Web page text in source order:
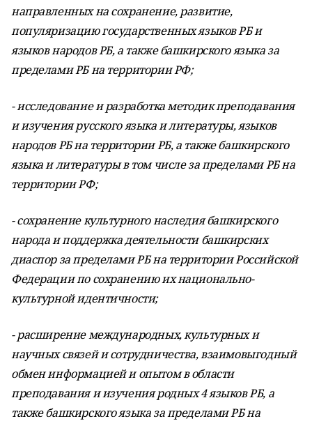
направленных на сохранение, развитие,
популяризацию государственных языков РБ и
языков народов РБ, а также башкирского языка за
пределами РБ на территории РФ;
- исследование и разработка методик преподавания
и изучения русского языка и литературы, языков
народов РБ на территории РБ, а также башкирского
языка и литературы в том числе за пределами РБ на
территории РФ;
- сохранение культурного наследия башкирского
народа и поддержка деятельности башкирских
диаспор за пределами РБ на территории Российской
Федерации по сохранению их национально-
культурной идентичности;
- расширение международных, культурных и
научных связей и сотрудничества, взаимовыгодный
обмен информацией и опытом в области
преподавания и изучения родных 4 языков РБ, а
также башкирского языка за пределами РБ на